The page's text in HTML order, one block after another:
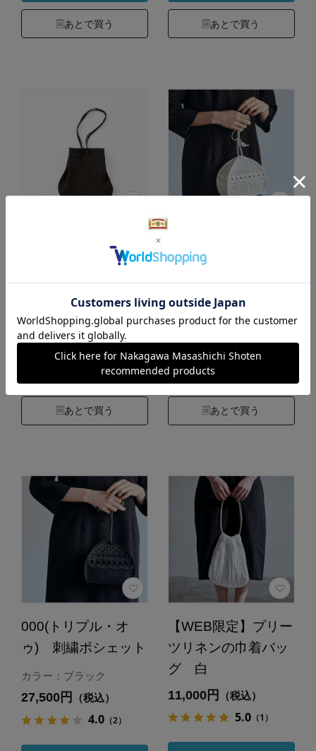
あとで買う あとで買う
4.6（149）
カートに入れる
あとで買う
ゥ) 刺繍ポシェット
27,500円 （税込）
カートに入れる
あとで買う
000(トリプル・オ
ゥ) 刺繍ポシェット
カラー：ブラック
27,500円 （税込）
4.0（2）
【WEB限定】プリー
ツリネンの巾着バッ
グ 白
11,000円 （税込）
5.0（1）